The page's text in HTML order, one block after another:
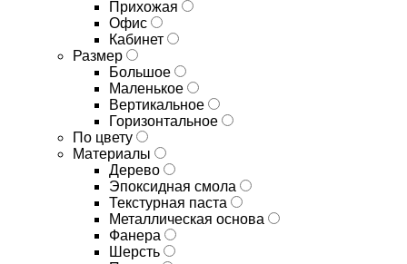
Прихожая
Офис
Кабинет
Размер
Большое
Маленькое
Вертикальное
Горизонтальное
По цвету
Материалы
Дерево
Эпоксидная смола
Текстурная паста
Металлическая основа
Фанера
Шерсть